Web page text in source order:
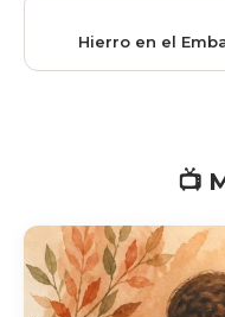
Hierro en el
📺